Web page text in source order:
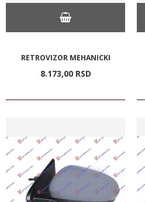
RETROVIZOR MEHANICKI
8.173,00 RSD